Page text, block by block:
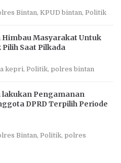
Bintan KPUD bintan Politik
Masyarakat Untuk
Saat Pilkada
kepri Politik polres bintan
lakukan Pengamanan
DPRD Terpilih Periode
Bintan Politik polres